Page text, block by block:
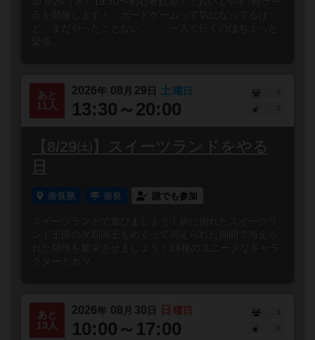
会を開催します！「ボードゲームって気になってるけ
ど、まだやったことない。」「一人で行くのはちょっと
緊張...
あと
11人
2026年 08 月 29 日 土 曜日
13:30～20:00
5
【8/29㈯】スイーツランドをやる
日
奈良県 奈良 誰でも参加
スイーツランドで遊びましょう！病に倒れたスイーツラ
ンド王国の次期国王をめぐって与えられた期間で与えら
れた領地を繁栄させましょう！14種のユニークなキャラ
あと
13人
2026年 08 月 30 日 日 曜日
10:00～17:00
3